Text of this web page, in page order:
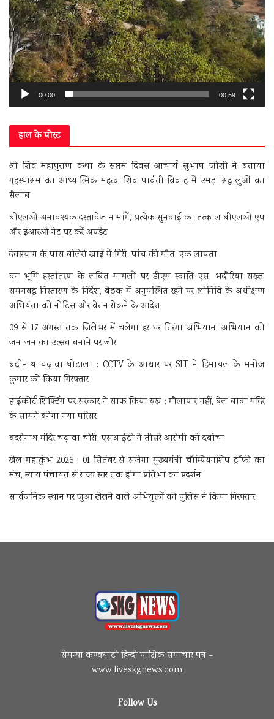
00:00 00:59
हाल के पोस्ट
श्री शिव महापुराण कथा के सप्तम दिवस आचार्य सुभाष जोशी ने बताया
गृहस्थाश्रम का आध्यात्मिक महत्व, शिव-पार्वती विवाह में उमड़ा श्रद्धालुओं का
सैलाब
बीएलओ अनावश्यक दस्तावेज न मांगें, प्रत्येक सुनवाई का तत्काल बीएलओ एप
और ईआरओ नेट पर करें अपडेट
देवप्रयाग के पास बोलेरो खाई में गिरी, पांच की मौत, एक लापता
वन भूमि हस्तांतरण के लंबित मामलों पर डीएम स्वाति एस. भदौरिया सख्त,
समयबद्ध निस्तारण के निर्देश, बैठक में अनुपस्थित रहने पर लोनिवि के अधीक्षण
अभियंता को नोटिस और वेतन रोकने के आदेश
09 से 17 अगस्त तक जिलेभर में चलेगा हर घर तिरंगा अभियान, अभियान को
जन-जन का उत्सव बनाने पर जोर
बद्रीनाथ चढ़ावा घोटाला : CCTV के आधार पर SIT ने हिमाचल के मनोज
कुमार को किया गिरफ्तार
हाईकोर्ट शिफ्टिंग पर सरकार ने साफ किया रुख : गौलापार नहीं, बेल बाबा मंदिर
के सामने बनेगा नया परिसर
बदरीनाथ मंदिर चढ़ावा चोरी, एसआईटी ने तीसरे आरोपी को दबोचा
खेल महाकुंभ 2026 : 01 सितंबर से सजेगा मुख्यमंत्री चौम्पियनशिप ट्रॉफी का
मंच, न्याय पंचायत से राज्य स्तर तक होगा प्रतिभा का प्रदर्शन
सार्वजनिक स्थान पर जुआ खेलने वाले अभियुक्तों को पुलिस ने किया गिरफ्तार
सेमन्या कण्वघाटी हिन्दी पाक्षिक समाचार पत्र –
www.liveskgnews.com
Follow Us